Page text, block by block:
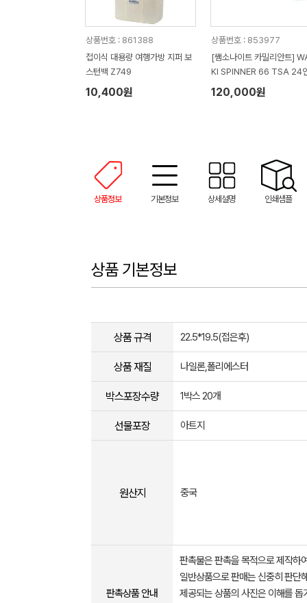
상품번호 : 861388
접이식 대용량 여행가방 지퍼 보
스턴백 Z749
10,400원
상품번호 : 853977
[쌤소나이트 카밀리안트]
KI SPINNER 66 TSA 24인치
화물용 캐리어
120,000원
상품정보 기본정보 상세설명 인쇄샘플
상품 기본정보
상품 규격 22.5*19.5(접은후)
상품 재질 나일론,폴리에스터
박스포장수량 1박스 20개
선물포장 아트지
원산지 중국
판촉상품 안내
판촉물은 판촉을 목적으로 제작하
일반상품으로 판매는 신중히 판단
제공되는 상품의 사진은 이해를